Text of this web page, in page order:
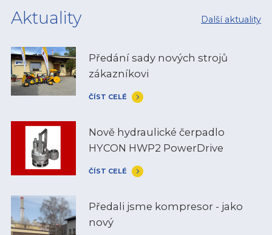
Další aktuality
Aktuality
Předání sady nových strojů
zákazníkovi
ČÍST CELÉ
Nově hydraulické čerpadlo
HYCON HWP2 PowerDrive
ČÍST CELÉ
Předali jsme kompresor - jako
nový